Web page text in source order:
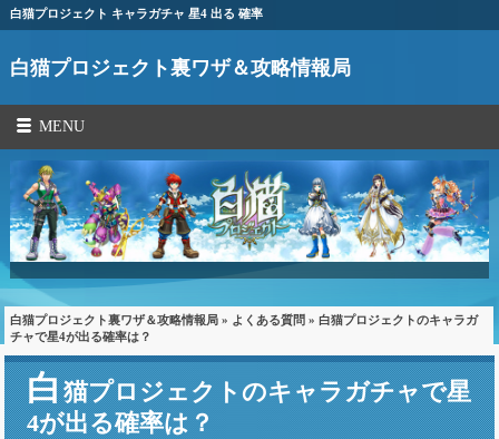
白猫プロジェクト キャラガチャ 星4 出る 確率
白猫プロジェクト裏ワザ＆攻略情報局
MENU
白猫プロジェクト裏ワザ＆攻略情報局» よくある質問 » 白猫プロジェクトのキャラガ
チャで星4が出る確率は？
白猫プロジェクトのキャラガチャで星
4が出る確率は？